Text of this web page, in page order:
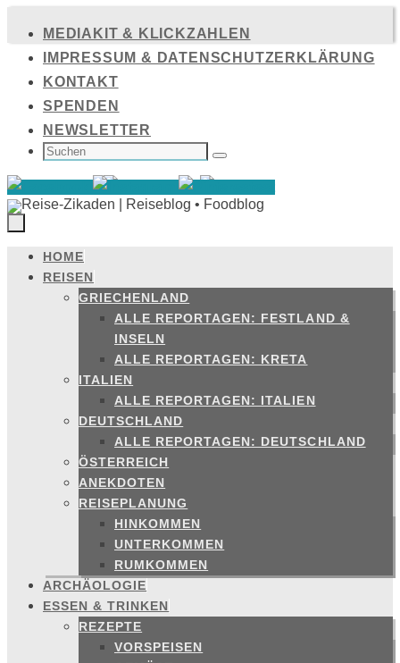
Inhalt
springen
MEDIAKIT & KLICKZAHLEN
IMPRESSUM & DATENSCHUTZERKLÄRUNG
KONTAKT
SPENDEN
NEWSLETTER
SUCHEN
NACH: Suchen
Zum
Inhalt
springen
HOME
REISEN
GRIECHENLAND
ALLE REPORTAGEN: FESTLAND &
INSELN
ALLE REPORTAGEN: KRETA
ITALIEN
ALLE REPORTAGEN: ITALIEN
DEUTSCHLAND
ALLE REPORTAGEN: DEUTSCHLAND
ÖSTERREICH
ANEKDOTEN
REISEPLANUNG
HINKOMMEN
UNTERKOMMEN
RUMKOMMEN
ARCHÄOLOGIE
ESSEN & TRINKEN
REZEPTE
VORSPEISEN